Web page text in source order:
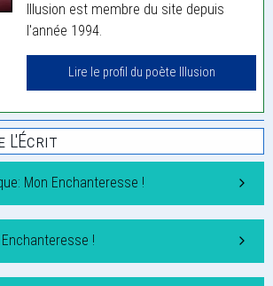
Illusion est membre du site depuis
l'année 1994.
Lire le profil du poète Illusion
L'Écrit
Mon Enchanteresse !
!